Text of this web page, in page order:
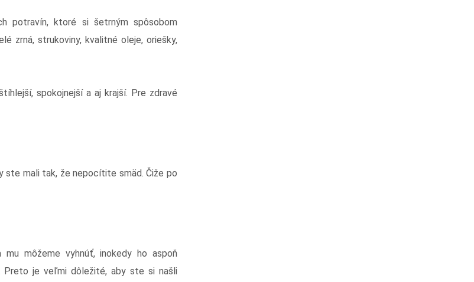
potravín, ktoré si šetrným spôsobom
zrná, strukoviny, kvalitné oleje, oriešky,
spokojnejší a aj krajší. Pre zdravé
ste mali tak, že nepocítite smäd. Čiže po
môžeme vyhnúť, inokedy ho aspoň
Preto je veľmi dôležité, aby ste si našli